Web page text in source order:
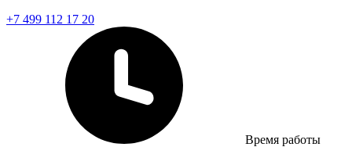
+7 499 112 17 20
Время работы